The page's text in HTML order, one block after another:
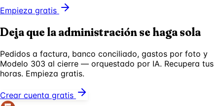
Empieza gratis
Deja que la administración se haga sola
Pedidos a factura, banco conciliado, gastos por foto y
Modelo 303 al cierre — orquestado por IA. Recupera tus
horas. Empieza gratis.
Crear cuenta gratis